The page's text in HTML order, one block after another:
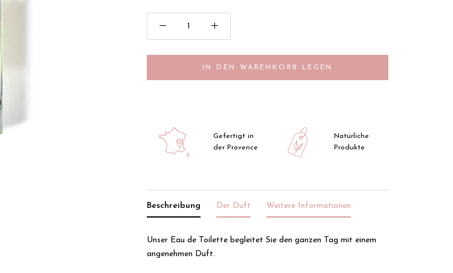
IN DEN WARENKORB LEGEN
Gefertigt in
der Provence
Natürliche
Produkte
Beschreibung
Unser Eau de Toilette begleitet Sie den ganzen Tag mit einem
angenehmen Duft.
Der Duft Weitere Informationen